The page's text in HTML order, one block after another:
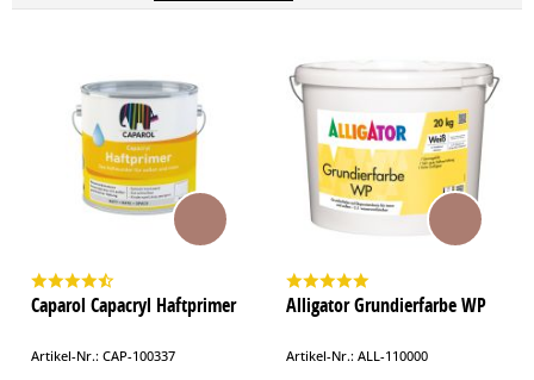
Caparol Capacryl Haftprimer
Artikel-Nr.: CAP-100337
Alligator Grundierfarbe WP
Artikel-Nr.: ALL-110000